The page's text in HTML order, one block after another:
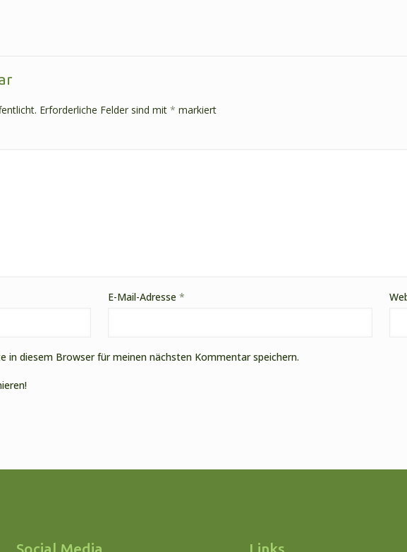
Erforderliche Felder sind mit * markiert
E-Mail-Adresse*
in diesem Browser für meinen nächsten Kommentar speichern.
Social Media Links